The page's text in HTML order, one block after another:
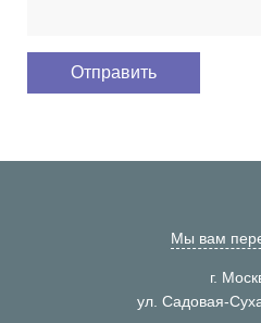
Мы вам
г.
ул. Садовая-